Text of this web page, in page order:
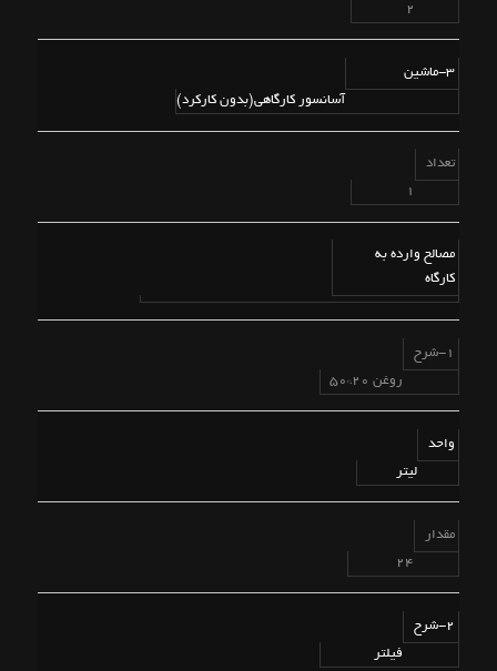
2
3-ماشین
آسانسور کارگاهی(بدون کارکرد)
تعداد
1
مصالح وارده به
کارگاه
1-شرح
روغن 20*50
واحد
لیتر
مقدار
24
2-شرح
فیلتر